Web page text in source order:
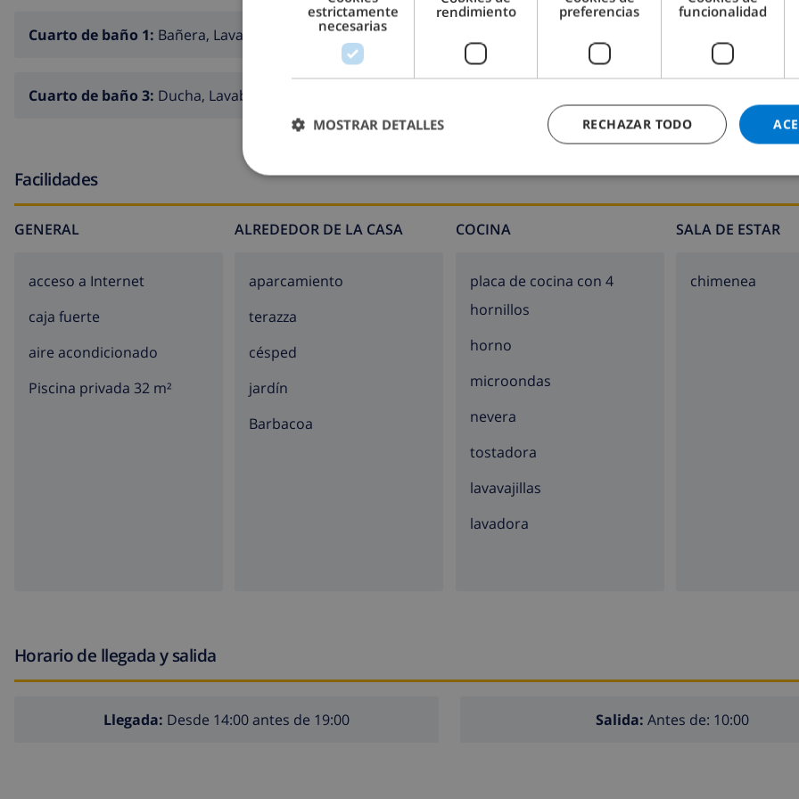
Cuarto de baño 1: Bañera, Lavabo, Inodoro
Cuarto de baño 3: Ducha, Lavabo, Inodoro
Facilidades
GENERAL
acceso a Internet
caja fuerte
aire acondicionado
Piscina privada 32 m²
ALREDEDOR DE LA CASA
aparcamiento
terazza
césped
jardín
barbacoa
COCINA
placa de cocina con 4
hornillos
horno
microondas
nevera
tostadora
lavavajillas
lavadora
SALA DE ESTAR
chimenea
Horario de llegada y salida
Llegada: Desde 14:00 antes de 19:00 Salida: Antes de: 10:00
estrictamente
necesarias
rendimiento
preferencias
funcionalidad
RECHAZAR TODO
MOSTRAR DETALLES